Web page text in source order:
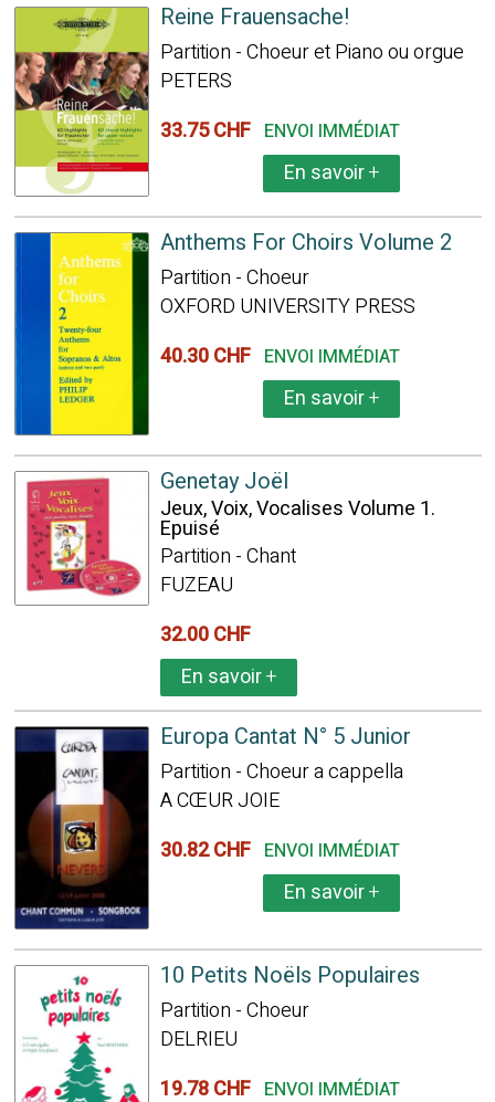
Reine Frauensache!
Partition - Choeur et Piano ou orgue
PETERS
33.75 CHF ENVOI IMMÉDIAT
En savoir+
Anthems For Choirs Volume 2
Partition - Choeur
OXFORD UNIVERSITY PRESS
40.30 CHF ENVOI IMMÉDIAT
En savoir+
Genetay Joël
Jeux, Voix, Vocalises Volume 1.
Epuisé
Partition - Chant
FUZEAU
32.00 CHF
En savoir+
Europa Cantat N° 5 Junior
Partition - Choeur a cappella
A CŒUR JOIE
30.82 CHF ENVOI IMMÉDIAT
En savoir+
10 Petits Noëls Populaires
Partition - Choeur
DELRIEU
19.78 CHF ENVOI IMMÉDIAT